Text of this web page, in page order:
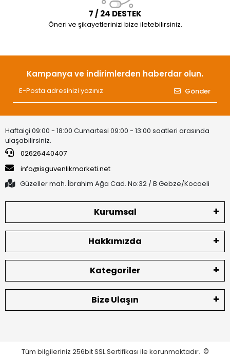
7 / 24 DESTEK
Öneri ve şikayetlerinizi bize iletebilirsiniz.
Kampanya ve indirimlerden haberdar olun.
Gönder
Haftaiçi 09:00 - 18:00 Cumartesi 09:00 - 13:00 saatleri arasında
ulaşabilirsiniz.
02626440407
info@isguvenlikmarketi.net
Güzeller mah. İbrahim Ağa Cad. No:32 / B Gebze/Kocaeli
Kurumsal
Hakkımızda
Kategoriler
Bize Ulaşın
Tüm bilgileriniz 256bit SSL Sertifikası ile korunmaktadır. ©